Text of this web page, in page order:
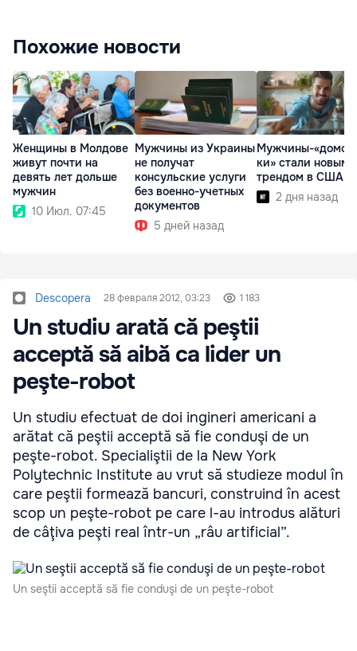
Похожие новости
Женщины в Молдове
живут почти на
девять лет дольше
мужчин
10 Июл. 07:45
Мужчины из Украины
не получат
консульские услуги
без военно-учетных
документов
5 дней назад
Мужчины-
ки» стали новым
трендом в США
2 дня назад
Descopera 28 февраля 2012, 03:23 1 183
Un studiu arată că peştii
acceptă să aibă ca lider un
peşte-robot
Un studiu efectuat de doi ingineri americani a
arătat că peştii acceptă să fie conduşi de un
peşte-robot. Specialiştii de la New York
Polytechnic Institute au vrut să studieze modul în
care peştii formează bancuri, construind în acest
scop un peşte-robot pe care l-au introdus alături
de câţiva peşti real într-un „râu artificial”.
Un seştii acceptă să fie conduşi de un peşte-robot